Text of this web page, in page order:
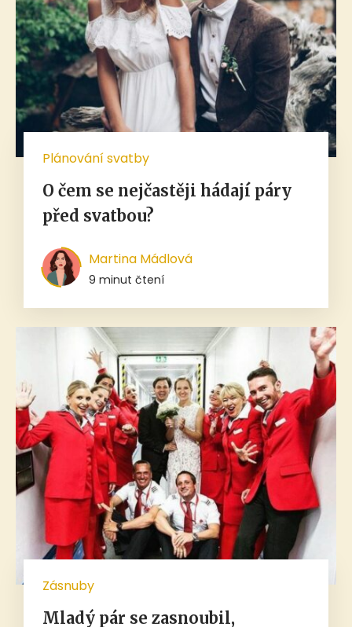
Plánování svatby
O čem se nejčastěji hádají páry
před svatbou?
Martina Mádlová
9 minut čtení
Zásnuby
Mladý pár se zasnoubil,